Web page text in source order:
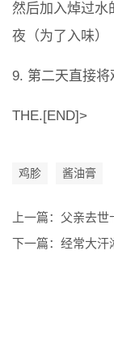
然后加入焯过水
夜（为了入味）
9. 第二天直接
THE.[END]>
鸡胗 酱油膏
上一篇： 父亲去世
下一篇： 经常大汗